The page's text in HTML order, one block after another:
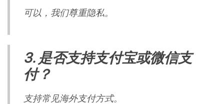
可以，我们尊重隐私。
3. 是否支持支付宝或微信支
付？
支持常见海外支付方式。